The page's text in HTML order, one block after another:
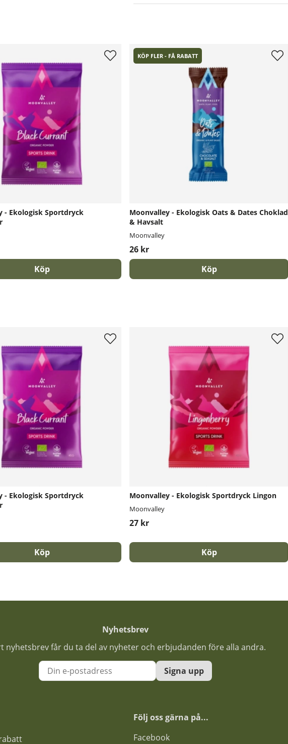
- Ekologisk Sportdryck
Köp
KÖP FLER - FÅ RABATT
Moonvalley - Ekologisk Oats & Dates Choklad
& Havsalt
Moonvalley
26 kr
Köp
- Ekologisk Sportdryck
Köp
Moonvalley - Ekologisk Sportdryck Lingon
Moonvalley
27 kr
Köp
Nyhetsbrev
nyhetsbrev får du ta del av nyheter och erbjudanden före alla andra.
Signa upp
Följ oss gärna på...
Facebook